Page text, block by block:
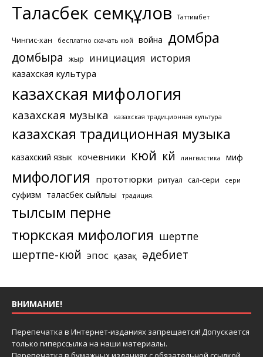
Таласбек Әсемқұлов Таттимбет
Чингис-хан бесплатно скачать кюй война домбра
домбыра жыр инициация история
казахская культура
казахская мифология
казахская музыка казахская традиционная культура
казахская традиционная музыка
казахский язык кочевники кюй күй лингвистика миф
мифология прототюрки ритуал сал-сери сери
суфизм таласбек сыйлығы традиция.
тылсым перне
тюркская мифология шертпе
шертпе-кюй эпос қазақ әдебиет
ВНИМАНИЕ!
Перепечатка в Интернет-изданиях запрещается! Допускается
только гиперссылка на наши материалы.